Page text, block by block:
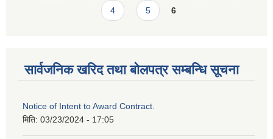
4 5 6
सार्वजनिक खरिद तथा बोलपत्र सम्बन्धि सूचना
Notice of Intent to Award Contract.
मिति: 03/23/2024 - 17:05